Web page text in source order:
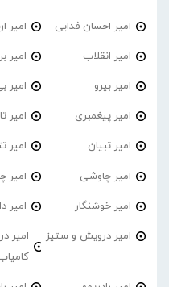
امیر احسان فدایی امیر
امیر انقلاب امیر
امیر بیرو امیر
امیر پیغمبری امیر
امیر تبیان امیر
امیر چاوشی امیر
امیر خوشنگار امیر
امیر درویش و ستیز
امیر